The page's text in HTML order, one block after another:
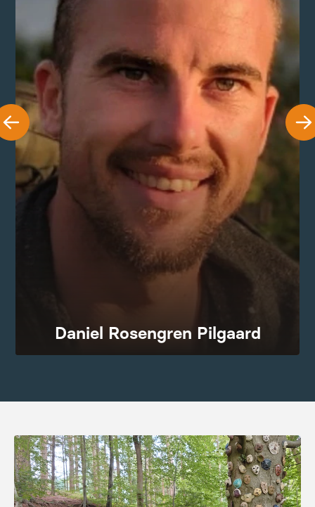
Daniel Rosengren Pilgaard
Daniel Rosengren Pilgaard
Daniel Rosengaard Pilgaard er en erfaren vandreguide
med en passion for naturen og for at skabe unikke
vandreoplevelser. Daniel brænder for at facilitere
oplevelser, som rummer indtryk, der sætter varige